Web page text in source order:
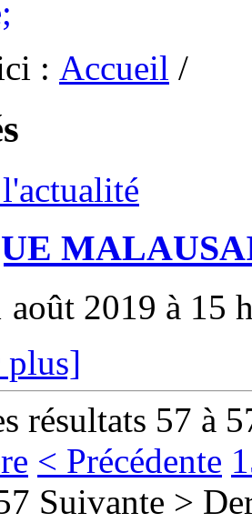
: Accueil /
août 2019 à 15
plus]
résultats 57 à
< Précédente
Suivante >